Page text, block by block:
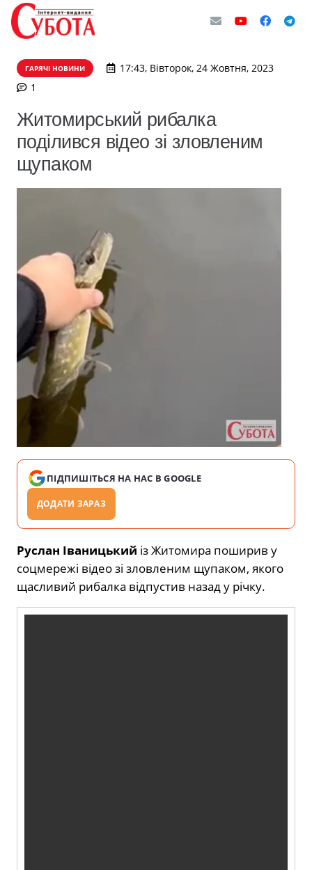
ГАРЯЧІ НОВИНИ
17:43, Вівторок, 24 Жовтня, 2023
1
Житомирський рибалка
поділився відео зі зловленим
щупаком
ПІДПИШІТЬСЯ НА НАС В GOOGLE
ДОДАТИ ЗАРАЗ
Руслан Іваницький із Житомира поширив у
соцмережі відео зі зловленим щупаком, якого
щасливий рибалка відпустив назад у річку.